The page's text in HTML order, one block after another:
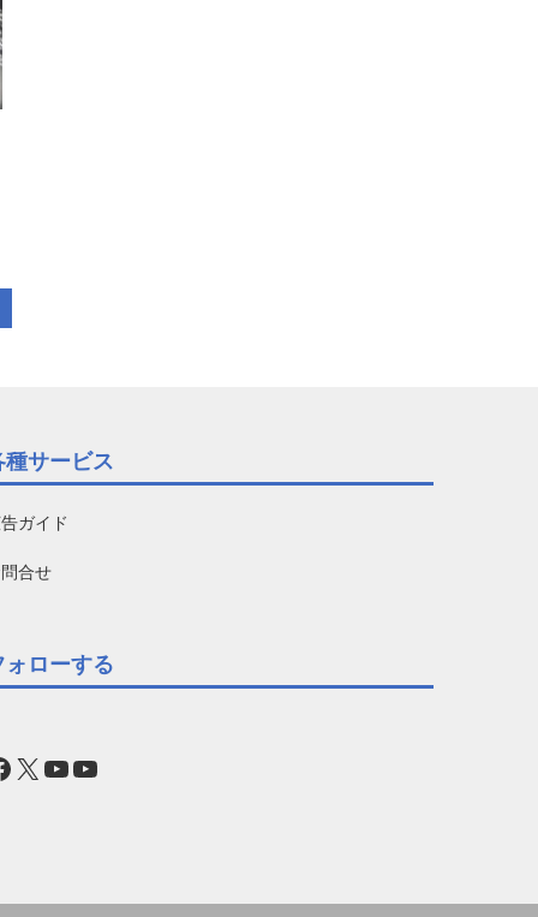
サービス
ガイド
合せ
ォローする
X YouTube
YouTube